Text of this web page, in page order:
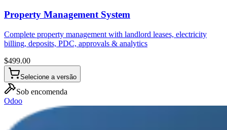
Property Management System
Complete property management with landlord leases, electricity
billing, deposits, PDC, approvals & analytics
$499.00
Selecione a versão
Sob encomenda
Odoo